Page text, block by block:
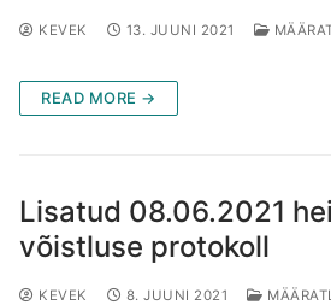
KEVEK 13. JUUNI 2021
READ MORE →
Lisatud 08.06.2021
võistluse protokoll
KEVEK 8. JUUNI 2021